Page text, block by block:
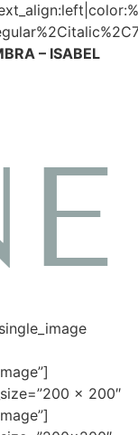
– ISABEL
x 200″